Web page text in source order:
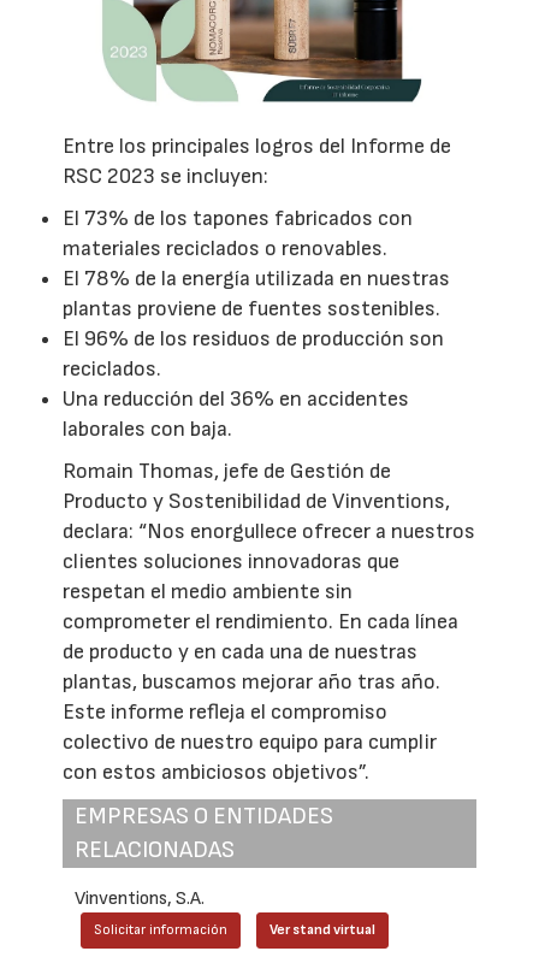
Entre los principales logros del Informe de
RSC 2023 se incluyen:
El 73% de los tapones fabricados con
materiales reciclados o renovables.
El 78% de la energía utilizada en nuestras
plantas proviene de fuentes sostenibles.
El 96% de los residuos de producción son
reciclados.
Una reducción del 36% en accidentes
laborales con baja.
Romain Thomas, jefe de Gestión de
Producto y Sostenibilidad de Vinventions,
declara: “Nos enorgullece ofrecer a nuestros
clientes soluciones innovadoras que
respetan el medio ambiente sin
comprometer el rendimiento. En cada línea
de producto y en cada una de nuestras
plantas, buscamos mejorar año tras año.
Este informe refleja el compromiso
colectivo de nuestro equipo para cumplir
con estos ambiciosos objetivos”.
EMPRESAS O ENTIDADES
RELACIONADAS
Vinventions, S.A.
Solicitar información Ver stand virtual